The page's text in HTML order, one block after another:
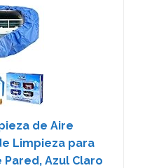
de Aire
Limpieza para
Pared, Azul Claro